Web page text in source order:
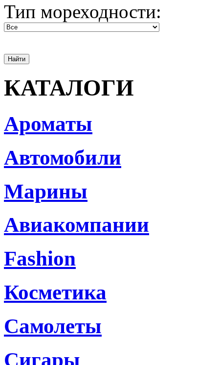
Тип мореходности:
КАТАЛОГИ
Ароматы
Автомобили
Марины
Авиакомпании
Fashion
Косметика
Самолеты
Сигары